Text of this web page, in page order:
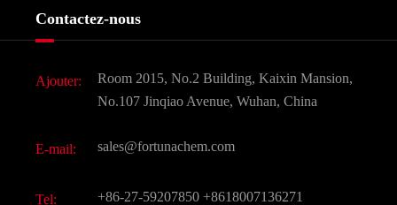
Ingrédients cosmétiques
Saveurs et parfums
CAS chimiques
Contactez-nous
Ajouter:
Room 2015, No.2 Building, Kaixin Mansion,
No.107 Jinqiao Avenue, Wuhan, China
E-mail: sales@fortunachem.com
Tel: +86-27-59207850 +8618007136271